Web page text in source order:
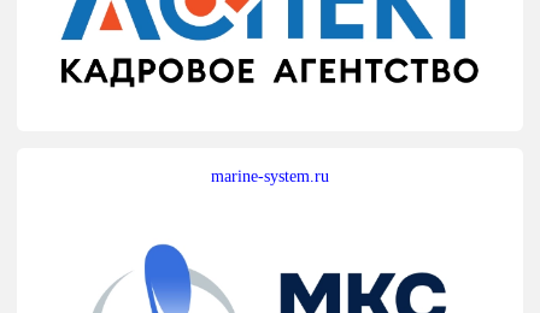
marine-system.ru